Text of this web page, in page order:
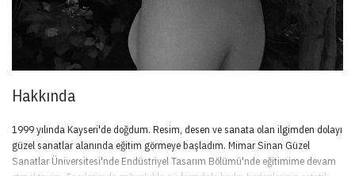
Hakkında
1999 yılında Kayseri'de doğdum. Resim, desen ve sanata olan ilgimden dolayı
güzel sanatlar alanında eğitim görmeye başladım. Mimar Sinan Güzel
Sanatlar Üniversitesi'nde Endüstriyel Tasarım Bölümü'nde eğitimime devam